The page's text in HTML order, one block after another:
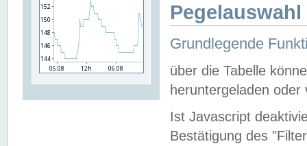
Grundlegende
über die Tabelle
heruntergeladen oder
Ist Javascript
Bestätigung des